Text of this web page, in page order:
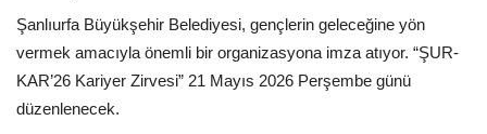
Magazin
Şanlıurfa
Şanlıurfa Büyükşehir Belediyesi, gençlerin geleceğine yön
vermek amacıyla önemli bir organizasyona imza atıyor. “ŞUR-
KAR’26 Kariyer Zirvesi” 21 Mayıs 2026 Perşembe günü
düzenlenecek.